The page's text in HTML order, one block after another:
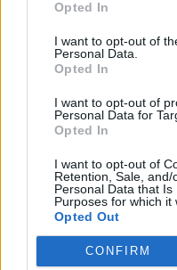
Opted In
I want to opt-out of
Personal Data.
Opted In
I want to opt-out of
Personal Data for
Opted In
I want to opt-out of
Retention, Sale,
Personal Data that
Purposes for which it
Opted Out
CONFIRM
ο Χριστόφορος
Παναγιώτης Κορμάς
06/08/2026
αμφισβητήσεις για
διασύνδεσης
06/08/2026
Μητσοτάκης:
βιομηχανία –
06/08/2026
«Δεν ήθελα να
Τραμπ έτρεξε πίσω